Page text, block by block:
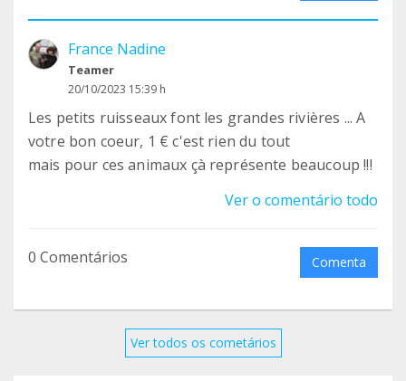
France Nadine
Teamer
20/10/2023 15:39 h
Les petits ruisseaux font les grandes rivières ... A
votre bon coeur, 1 € c'est rien du tout
mais pour ces animaux çà représente beaucoup !!!
Ver o comentário todo
0 Comentários Comenta
Ver todos os cometários